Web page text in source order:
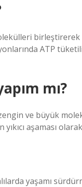
ATP
mı?
ve büyük
aşaması
yaşamı